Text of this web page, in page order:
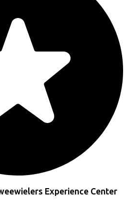
Experience Center